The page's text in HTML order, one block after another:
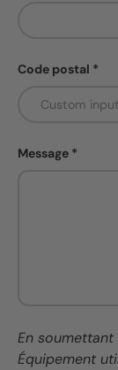
Code postal
Message
En soumettant
Équipement